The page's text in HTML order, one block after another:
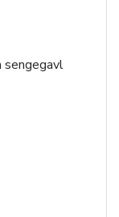
sengegavl